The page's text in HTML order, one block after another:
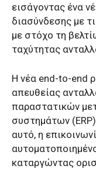
εισάγοντας ένα
διασύνδεσης με
με στόχο τη
ταχύτητας
Η νέα end-to-end
απευθείας
παραστατικών
συστημάτων
αυτό, η
καταργώντας